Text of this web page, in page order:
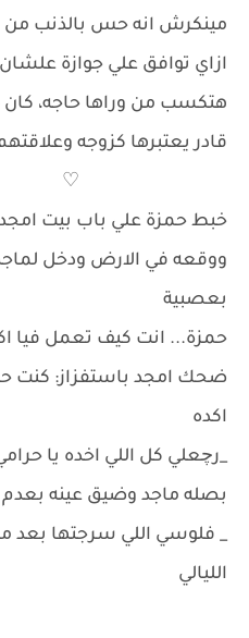
مينكرش انه حس بالذنب من
ازاي توافق علي جوازة
هتكسب من وراها حاجه،
قادر يعتبرها كزوجه
♡
خبط حمزة علي باب بيت امجد
ووقعه في الارض ودخل
بعصبية
حمزة... انت كيف تعمل فيا
ضحك امجد باستفزاز: كنت
اكده
_رچعلي كل اللي اخده يا
بصله ماجد وضيق عينه
_ فلوسي اللي سرجتها بعد
الليالي